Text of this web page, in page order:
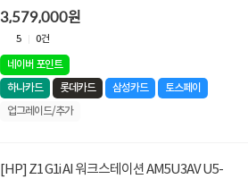
램구성(16G x2) + 1TB SSD 추가]
3,579,000원
5 0건
네이버 포인트
하나카드
롯데카드 삼성카드
토스페이
업그레이드/추가
[HP] Z1 G1i AI 워크스테이션 AM5U3AV U5-